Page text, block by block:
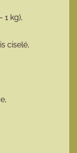
1 kg),
ciselé,